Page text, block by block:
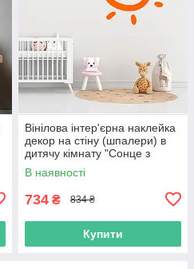
Вінілова інтер'єрна наклейка
декор на стіну (шпалери) в
дитячу кімнату "Сонце з
променями Sun" з Оракала
В наявності
734 ₴ 834 ₴
Купити